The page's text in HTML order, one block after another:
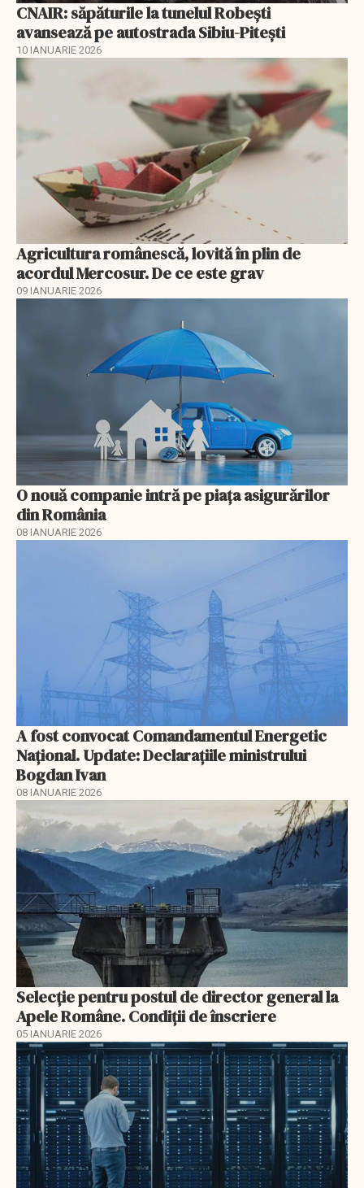
CNAIR: săpăturile la tunelul Robești
avansează pe autostrada Sibiu-Pitești
10 IANUARIE 2026
Agricultura românescă, lovită în plin de
acordul Mercosur. De ce este grav
09 IANUARIE 2026
O nouă companie intră pe piața asigurărilor
din România
08 IANUARIE 2026
A fost convocat Comandamentul Energetic
Naţional. Update: Declaraţiile ministrului
Bogdan Ivan
08 IANUARIE 2026
Selecţie pentru postul de director general la
Apele Române. Condiţii de înscriere
05 IANUARIE 2026